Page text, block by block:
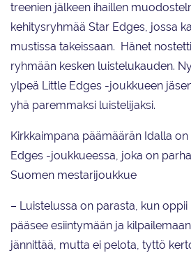
treenien jälkeen ihaillen
kehitysryhmää Star Edges, jossa
mustissa takeissaan. Hänet
ryhmään kesken luistelukauden.
ylpeä Little Edges -joukkueen
yhä paremmaksi luistelijaksi.
Kirkkaimpana päämäärän Idalla
Edges -joukkueessa, joka on
Suomen mestarijoukkue
– Luistelussa on parasta, kun
pääsee esiintymään ja
jännittää, mutta ei pelota, tyttö